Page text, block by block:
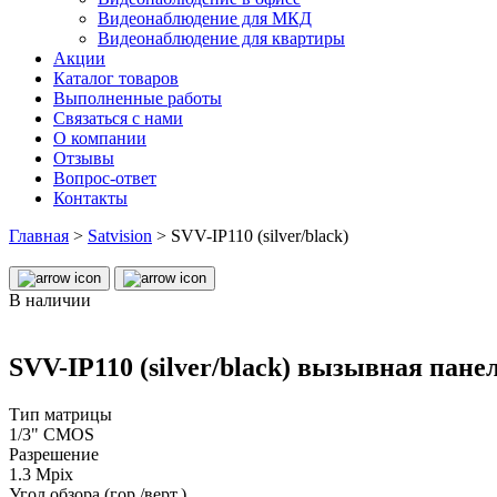
Видеонаблюдение для МКД
Видеонаблюдение для квартиры
Акции
Каталог товаров
Выполненные работы
Связаться с нами
О компании
Отзывы
Вопрос-ответ
Контакты
Главная > Satvision > SVV-IP110 (silver/black)
В наличии
SVV-IP110 (silver/black) вызывная
Тип матрицы
1/3" CMOS
Разрешение
1.3 Mpix